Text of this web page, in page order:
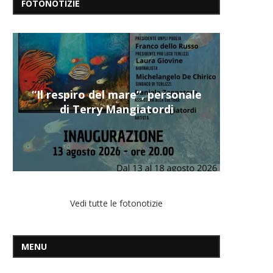
FOTONOTIZIE
“Il respiro del mare”, personale
di Terry Mangiatordi
Vedi tutte le fotonotizie
MENU